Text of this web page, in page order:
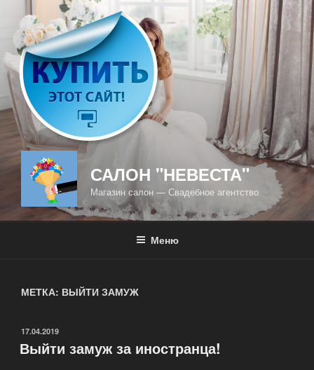
Перейти
содержимому
САЛОН "НЕВЕСТА"
Магазин салон — Свадебное агентство
Меню
МЕТКА: ВЫЙТИ ЗАМУЖ
ОПУБЛИКОВАНО
17.04.2019
Выйти замуж за иностранца!